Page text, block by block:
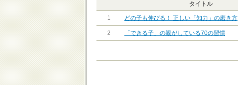
タイトル
1 どの子も伸びる！ 正しい「知力」の磨き方
2 「できる子」の親がしている70の習慣